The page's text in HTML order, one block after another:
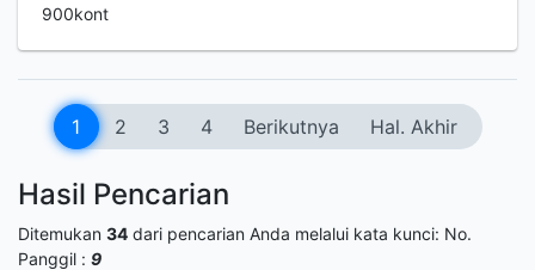
900kont
1 2 3 4 Berikutnya Hal. Akhir
Hasil Pencarian
Ditemukan 34 dari pencarian Anda melalui kata kunci: No.
Panggil : 9